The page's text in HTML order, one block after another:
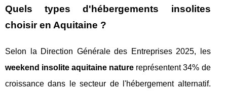
Quels types d'hébergements insolites
choisir en Aquitaine ?
Selon la Direction Générale des Entreprises 2025, les
weekend insolite aquitaine nature représentent 34% de
croissance dans le secteur de l'hébergement alternatif.